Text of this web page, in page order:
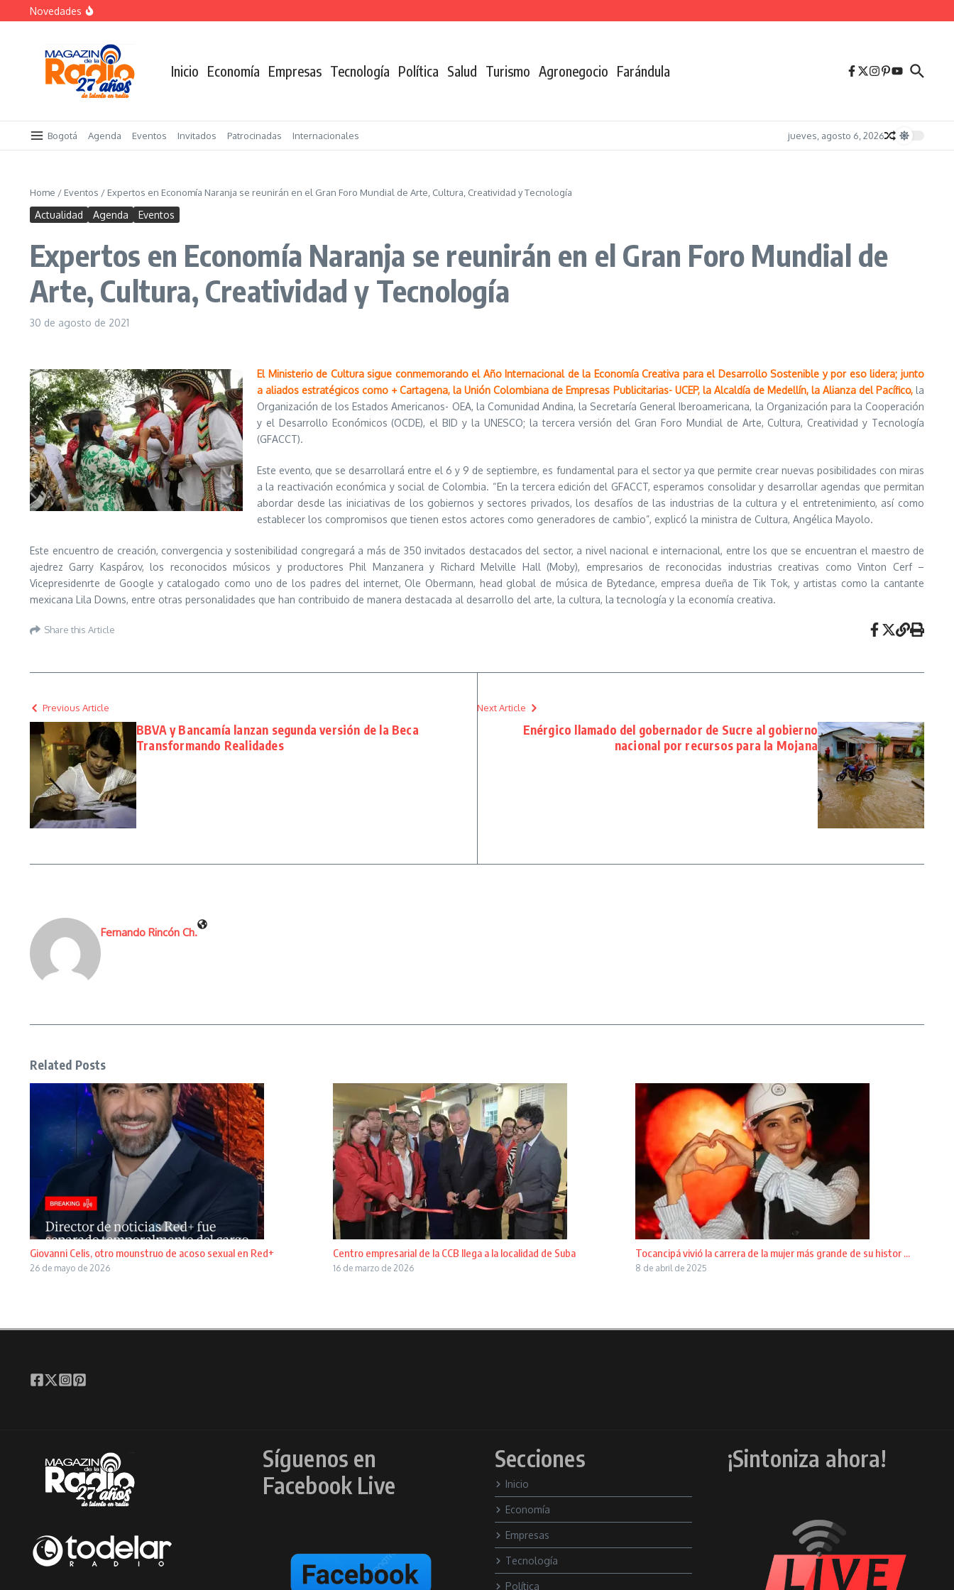
Saltar al contenido
Novedades
A sus 85 años se apaga la risa de Alfonso Lizarazo
Inicio Economía Empresas Tecnología Política Salud Turismo Agronegocio Farándula
Bogotá Agenda Eventos Invitados Patrocinadas Internacionales jueves, agosto 6, 2026
Home / Eventos / Expertos en Economía Naranja se reunirán en el Gran Foro Mundial de Arte, Cultura, Creatividad y Tecnología
Actualidad Agenda Eventos
Expertos en Economía Naranja se reunirán en el Gran Foro Mundial de
Arte, Cultura, Creatividad y Tecnología
30 de agosto de 2021
El Ministerio de Cultura sigue conmemorando el Año Internacional de la Economía Creativa para el Desarrollo Sostenible y por eso lidera; junto
a aliados estratégicos como + Cartagena, la Unión Colombiana de Empresas Publicitarias- UCEP, la Alcaldía de Medellín, la Alianza del Pacífico,la
Organización de los Estados Americanos- OEA, la Comunidad Andina, la Secretaría General Iberoamericana, la Organización para la Cooperación
y el Desarrollo Económicos (OCDE), el BID y la UNESCO; la tercera versión del Gran Foro Mundial de Arte, Cultura, Creatividad y Tecnología
(GFACCT).
Este evento, que se desarrollará entre el 6 y 9 de septiembre, es fundamental para el sector ya que permite crear nuevas posibilidades con miras
a la reactivación económica y social de Colombia. “En la tercera edición del GFACCT, esperamos consolidar y desarrollar agendas que permitan
abordar desde las iniciativas de los gobiernos y sectores privados, los desafíos de las industrias de la cultura y el entretenimiento, así como
establecer los compromisos que tienen estos actores como generadores de cambio”, explicó la ministra de Cultura, Angélica Mayolo.
Este encuentro de creación, convergencia y sostenibilidad congregará a más de 350 invitados destacados del sector, a nivel nacional e internacional, entre los que se encuentran el maestro de
ajedrez Garry Kaspárov, los reconocidos músicos y productores Phil Manzanera y Richard Melville Hall (Moby), empresarios de reconocidas industrias creativas como Vinton Cerf –
Vicepresidenrte de Google y catalogado como uno de los padres del internet, Ole Obermann, head global de música de Bytedance, empresa dueña de Tik Tok, y artistas como la cantante
mexicana Lila Downs, entre otras personalidades que han contribuido de manera destacada al desarrollo del arte, la cultura, la tecnología y la economía creativa.
Share this Article
Previous Article
BBVA y Bancamía lanzan segunda versión de la Beca
Transformando Realidades
Next Article
Enérgico llamado del gobernador de Sucre al gobierno
nacional por recursos para la Mojana
Fernando Rincón Ch.
Related Posts
Giovanni Celis, otro mounstruo de acoso sexual en Red+
26 de mayo de 2026
Centro empresarial de la CCB llega a la localidad de Suba
16 de marzo de 2026
Tocancipá vivió la carrera de la mujer más grande de su histor ...
8 de abril de 2025
Síguenos en
Facebook Live
Secciones
Inicio
Economía
Empresas
Tecnología
Política
¡Sintoniza ahora!